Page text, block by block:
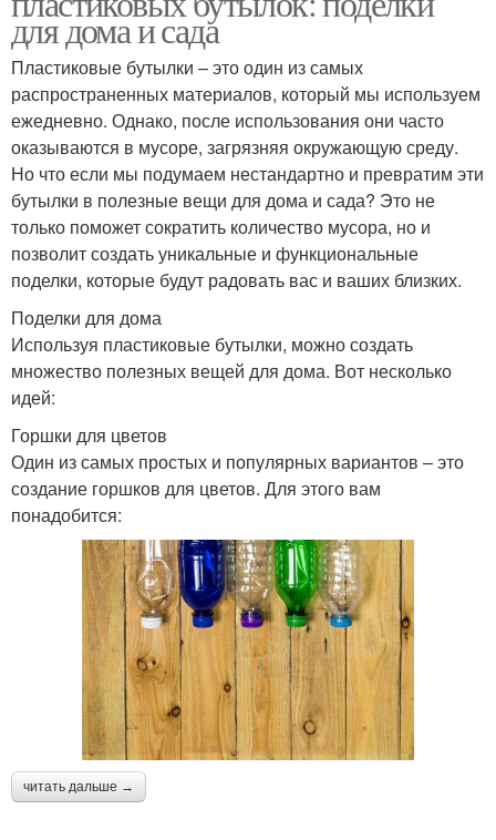
для дома и сада
Пластиковые бутылки – это один из самых
распространенных материалов, который мы используем
ежедневно. Однако, после использования они часто
оказываются в мусоре, загрязняя окружающую среду.
Но что если мы подумаем нестандартно и превратим эти
бутылки в полезные вещи для дома и сада? Это не
только поможет сократить количество мусора, но и
позволит создать уникальные и функциональные
поделки, которые будут радовать вас и ваших близких.
Поделки для дома
Используя пластиковые бутылки, можно создать
множество полезных вещей для дома. Вот несколько
идей:
Горшки для цветов
Один из самых простых и популярных вариантов – это
создание горшков для цветов. Для этого вам
понадобится:
читать дальше →